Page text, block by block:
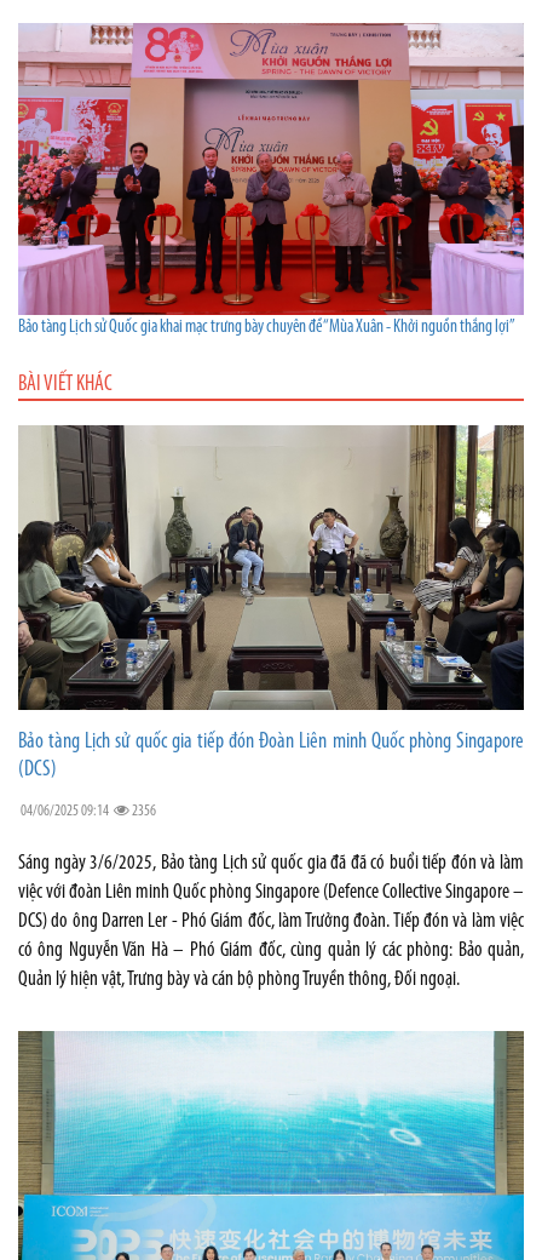
Bảo tàng Lịch sử Quốc gia khai mạc trưng bày chuyên đề “Mùa Xuân - Khởi nguồn thắng lợi”
BÀI VIẾT KHÁC
Bảo tàng Lịch sử quốc gia tiếp đón Đoàn Liên minh Quốc phòng Singapore
(DCS)
04/06/2025 09:14 2356
Sáng ngày 3/6/2025, Bảo tàng Lịch sử quốc gia đã đã có buổi tiếp đón và làm
việc với đoàn Liên minh Quốc phòng Singapore (Defence Collective Singapore –
DCS) do ông Darren Ler - Phó Giám đốc, làm Trưởng đoàn. Tiếp đón và làm việc
có ông Nguyễn Văn Hà – Phó Giám đốc, cùng quản lý các phòng: Bảo quản,
Quản lý hiện vật, Trưng bày và cán bộ phòng Truyền thông, Đối ngoại.